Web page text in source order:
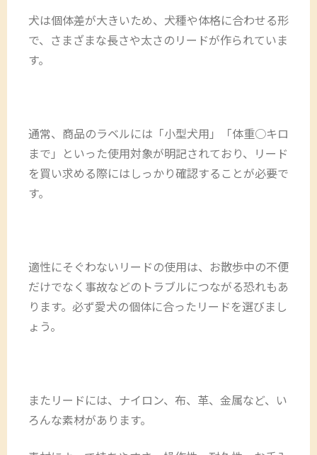
犬は個体差が大きいため、犬種や体格に合わせる形
で、さまざまな長さや太さのリードが作られていま
す。
通常、商品のラベルには「小型犬用」「体重○キロ
まで」といった使用対象が明記されており、リード
を買い求める際にはしっかり確認することが必要で
す。
適性にそぐわないリードの使用は、お散歩中の不便
だけでなく事故などのトラブルにつながる恐れもあ
ります。必ず愛犬の個体に合ったリードを選びまし
ょう。
またリードには、ナイロン、布、革、金属など、い
ろんな素材があります。